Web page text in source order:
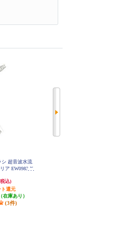
シ 超音波水流
ア EW0983-X
込)
ト還元
在庫あり）
(3件)